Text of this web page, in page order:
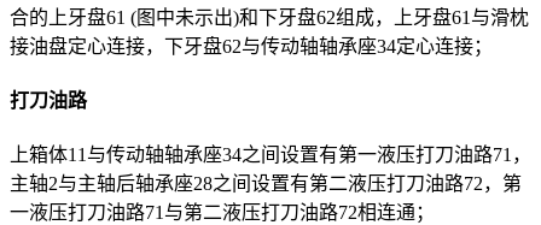
合的上牙盘61 (图中未示出)和下牙盘62组成，上牙盘61与滑枕
接油盘定心连接，下牙盘62与传动轴轴承座34定心连接；
打刀油路
上箱体11与传动轴轴承座34之间设置有第一液压打刀油路71，
主轴2与主轴后轴承座28之间设置有第二液压打刀油路72，第
一液压打刀油路71与第二液压打刀油路72相连通；